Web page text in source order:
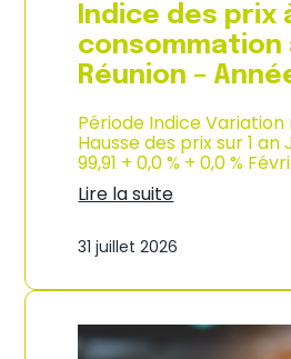
2
0
2
6
Indice des prix
consommation
Réunion –
Période Indice
Hausse des prix sur 1 an
99,91 + 0,0 % + 0,0 %
Lire la suite
n
i
e
31 juillet 2026